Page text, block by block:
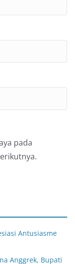
pada
Antusiasme
Anggrek, Bupati